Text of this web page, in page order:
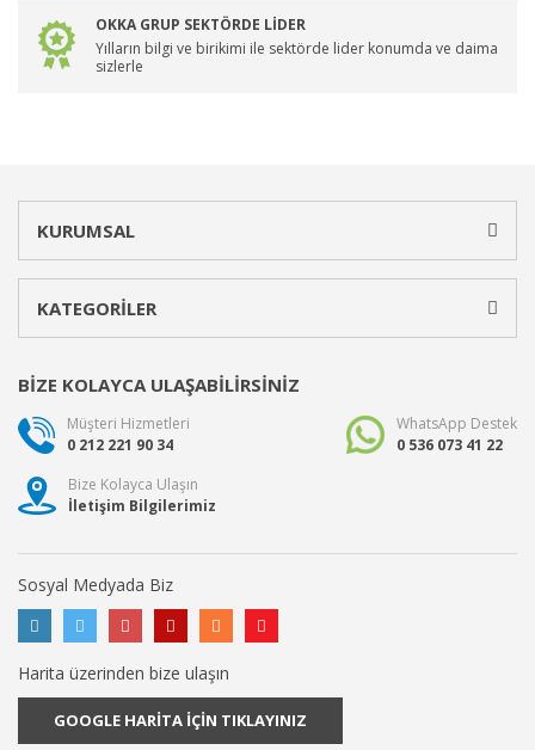
OKKA GRUP SEKTÖRDE LİDER
Yılların bilgi ve birikimi ile sektörde lider konumda ve daima
sizlerle
KURUMSAL
KATEGORİLER
BİZE KOLAYCA ULAŞABİLİRSİNİZ
Müşteri Hizmetleri
0 212 221 90 34
WhatsApp Destek
0 536 073 41 22
Bize Kolayca Ulaşın
İletişim Bilgilerimiz
Sosyal Medyada Biz
Harita üzerinden bize ulaşın
GOOGLE HARİTA İÇİN TIKLAYINIZ